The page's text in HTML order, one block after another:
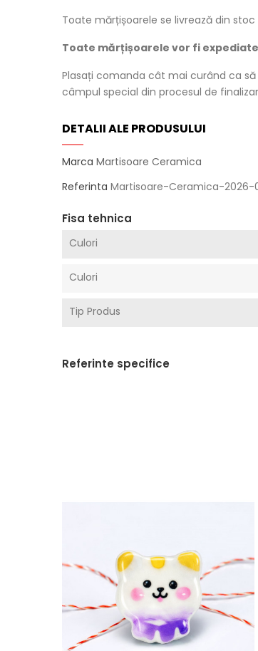
Toate mărțișoarele se livrează din
Toate mărțișoarele vor fi
Plasați comanda cât mai curând ca
câmpul special din procesul de
DETALII ALE PRODUSULUI
Marca Martisoare Ceramica
Referinta Martisoare-Ceramica-2026-
Fisa tehnica
Culori
Culori
Tip Produs
Referinte specifice